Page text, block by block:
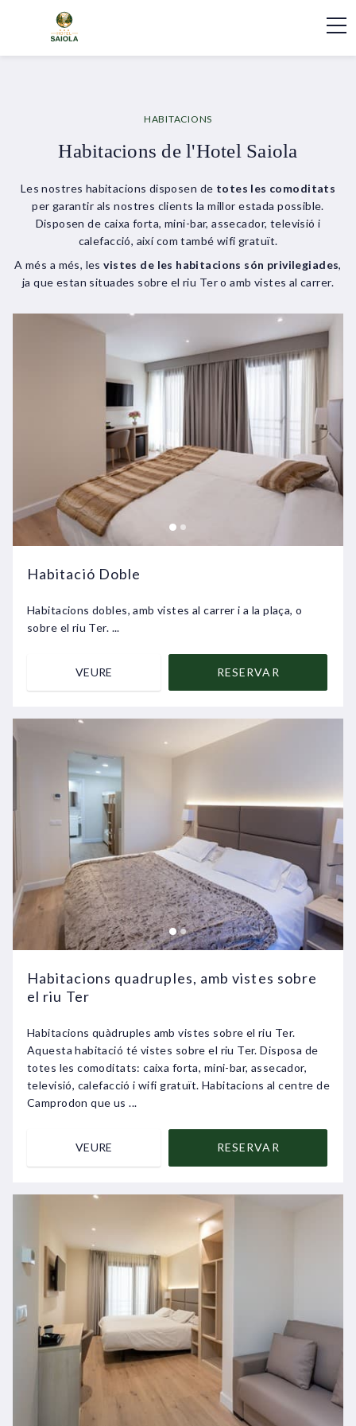
HABITACIONS
Habitacions de l'Hotel Saiola
Les nostres habitacions disposen de totes les comoditats
per garantir als nostres clients la millor estada possible.
Disposen de caixa forta, mini-bar, assecador, televisió i
calefacció, així com també wifi gratuït.
A més a més, lesvistes de les habitacions són privilegiades,
ja que estan situades sobre el riu Ter o amb vistes al carrer.
Habitació Doble
Habitacions dobles, amb vistes al carrer i a la plaça, o
sobre el riu Ter. ...
VEURE RESERVAR
Habitacions quadruples, amb vistes sobre
el riu Ter
Habitacions quàdruples amb vistes sobre el riu Ter.
Aquesta habitació té vistes sobre el riu Ter. Disposa de
totes les comoditats: caixa forta, mini-bar, assecador,
televisió, calefacció i wifi gratuït. Habitacions al centre de
Camprodon que us ...
VEURE RESERVAR